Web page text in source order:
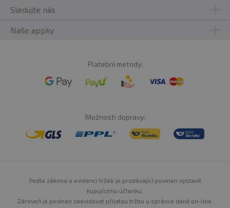
Sledujte nás
Naše appky
Platební metody:
Možnosti dopravy:
Podle zákona o evidenci tržeb je prodávající povinen vystavit
kupujícímu účtenku.
Zároveň je povinen zaevidovat přijatou tržbu u správce daně on-line,